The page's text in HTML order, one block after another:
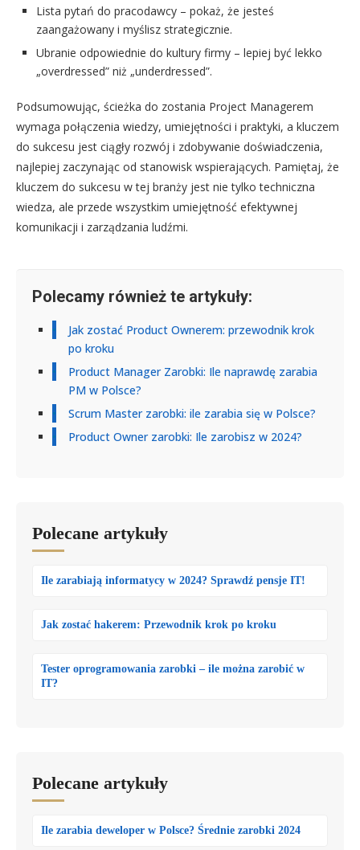
Lista pytań do pracodawcy – pokaż, że jesteś
zaangażowany i myślisz strategicznie.
Ubranie odpowiednie do kultury firmy – lepiej być lekko
„overdressed” niż „underdressed”.
Podsumowując, ścieżka do zostania Project Managerem
wymaga połączenia wiedzy, umiejętności i praktyki, a kluczem
do sukcesu jest ciągły rozwój i zdobywanie doświadczenia,
najlepiej zaczynając od stanowisk wspierających. Pamiętaj, że
kluczem do sukcesu w tej branży jest nie tylko techniczna
wiedza, ale przede wszystkim umiejętność efektywnej
komunikacji i zarządzania ludźmi.
Polecamy również te artykuły:
Jak zostać Product Ownerem: przewodnik krok
po kroku
Product Manager Zarobki: Ile naprawdę zarabia
PM w Polsce?
Scrum Master zarobki: ile zarabia się w Polsce?
Product Owner zarobki: Ile zarobisz w 2024?
Polecane artykuły
Ile zarabiają informatycy w 2024? Sprawdź pensje IT!
Jak zostać hakerem: Przewodnik krok po kroku
Tester oprogramowania zarobki – ile można zarobić w
IT?
Polecane artykuły
Ile zarabia deweloper w Polsce? Średnie zarobki 2024